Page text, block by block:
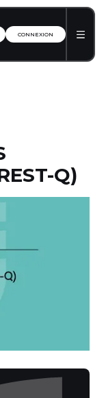
CONNEXION
Q)